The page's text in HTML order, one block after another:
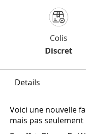
Colis
Discret
Details
Voici une nouvelle
mais pas seulement